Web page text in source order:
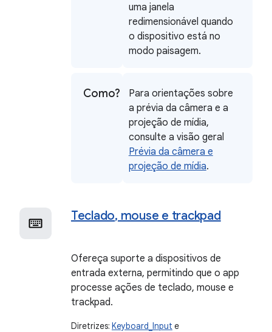
uma janela
redimensionável quando
o dispositivo está no
modo paisagem.
Como?
Para orientações sobre
a prévia da câmera e a
projeção de mídia,
consulte a visão geral
Prévia da câmera e
projeção de mídia.
Teclado, mouse e trackpad
Ofereça suporte a dispositivos de
entrada externa, permitindo que o app
processe ações de teclado, mouse e
trackpad.
Diretrizes: Keyboard_Input e